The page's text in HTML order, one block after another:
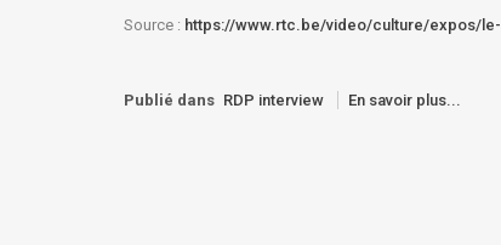
Source : https://www.rtc.be/video/culture/expos/
Publié dans RDP interview En savoir plus...